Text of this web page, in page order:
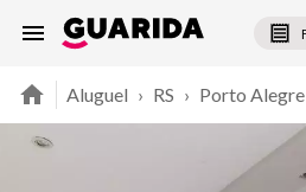
Aluguel › RS › Porto Alegre